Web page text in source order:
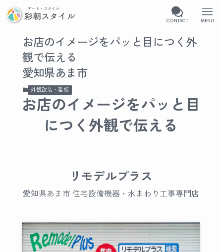
CONTACT MENU
お店のイメージをパッと目につく外
観で伝える
愛知県あま市
外観改装・看板
お店のイメージをパッと目
につく外観で伝える
リモデルプラス
愛知県あま市 住宅設備機器・水まわり工事専門店